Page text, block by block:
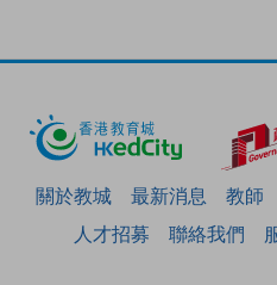
關於教城 最新消息 教師
人才招募
聯絡我們